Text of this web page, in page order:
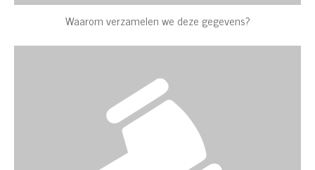
Waarom verzamelen we deze gegevens?